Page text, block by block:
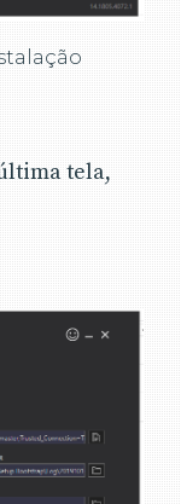
tela,